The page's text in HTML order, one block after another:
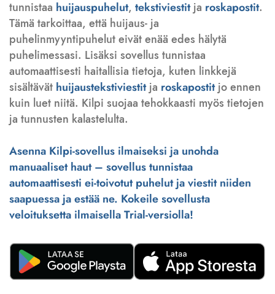
tunnistaa huijauspuhelut, tekstiviestitja roskapostit.
Tämä tarkoittaa, että huijaus- ja
puhelinmyyntipuhelut eivät enää edes hälytä
puhelimessasi. Lisäksi sovellus tunnistaa
automaattisesti haitallisia tietoja, kuten linkkejä
sisältävät huijaustekstiviestitja roskapostitjo ennen
kuin luet niitä. Kilpi suojaa tehokkaasti myös tietojen
ja tunnusten kalastelulta.
Asenna Kilpi-sovellus ilmaiseksi ja unohda
manuaaliset haut – sovellus tunnistaa
automaattisesti ei-toivotut puhelut ja viestit niiden
saapuessa ja estää ne. Kokeile sovellusta
veloituksetta ilmaisella Trial-versiolla!